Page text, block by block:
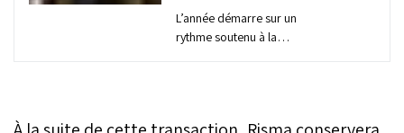
L’année démarre sur un
rythme soutenu à la